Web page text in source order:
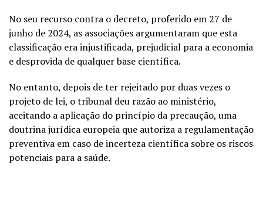
No seu recurso contra o decreto, proferido em 27 de
junho de 2024, as associações argumentaram que esta
classificação era injustificada, prejudicial para a economia
e desprovida de qualquer base científica.
No entanto, depois de ter rejeitado por duas vezes o
projeto de lei, o tribunal deu razão ao ministério,
aceitando a aplicação do princípio da precaução, uma
doutrina jurídica europeia que autoriza a regulamentação
preventiva em caso de incerteza científica sobre os riscos
potenciais para a saúde.